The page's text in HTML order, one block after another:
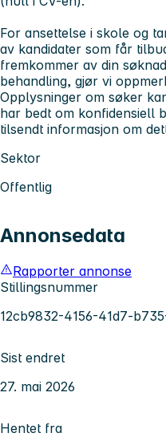
For ansettelse i skole og
av kandidater som får
fremkommer av din
behandling, gjør vi
Opplysninger om søker
har bedt om konfidensiell
tilsendt informasjon om
Sektor
Offentlig
Annonsedata
Rapporter annonse
Stillingsnummer
12cb9832-4156-41d7-
Sist endret
27. mai 2026
Hentet fra